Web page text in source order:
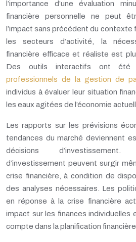
l’importance d’une évaluation
financière personnelle ne peut
l’impact sans précédent du contexte
les secteurs d’activité, la
financière efficace et réaliste est
Des outils interactifs ont été
professionnels de la gestion de
individus à évaluer leur situation
les eaux agitées de l’économie
Les rapports sur les prévisions
tendances du marché deviennent
décisions
d’investissement peuvent surgir
crise financière, à condition de
des analyses nécessaires. Les
en réponse à la crise financière
impact sur les finances individuelles
compte dans la planification financière.